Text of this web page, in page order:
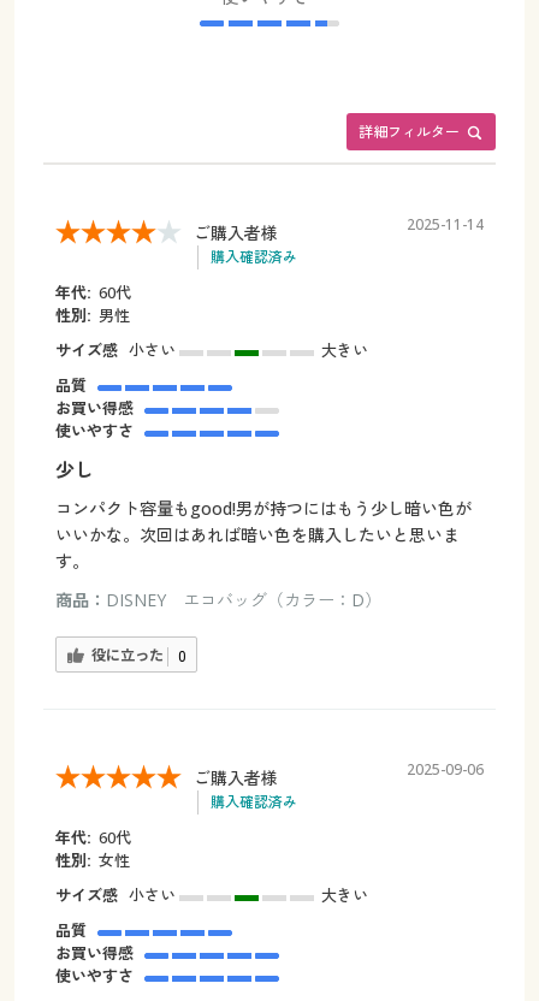
詳細フィルター
ご購入者様
購入確認済み
2025-11-14
年代: 60代
性別: 男性
サイズ感 小さい
大きい
品質
お買い得感
使いやすさ
少し
コンパクト容量もgood!男が持つにはもう少し暗い色が
いいかな。次回はあれば暗い色を購入したいと思いま
す。
商品： DISNEY エコバッグ（カラー：D）
役に立った 0
ご購入者様
購入確認済み
2025-09-06
年代: 60代
性別: 女性
サイズ感 小さい
大きい
品質
お買い得感
使いやすさ